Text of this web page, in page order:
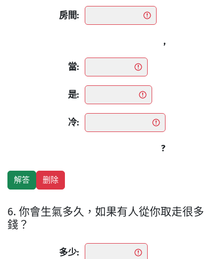
房間:
,
當:
是:
冷:
?
6. 你會生氣多久，如果有人從你取走很多
錢？
多少: